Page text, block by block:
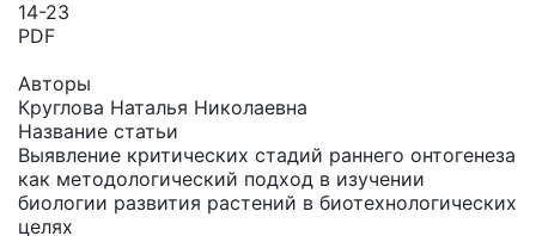
PDF
14-23
Авторы
Круглова Наталья Николаевна
Название статьи
Выявление критических стадий раннего онтогенеза
как методологический подход в изучении
биологии развития растений в биотехнологических
целях